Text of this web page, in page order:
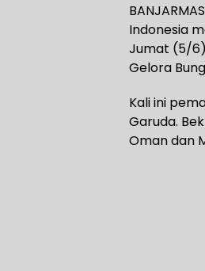
Indonesia
Jumat (5/6)
Gelora
Kali ini
Garuda.
Oman dan